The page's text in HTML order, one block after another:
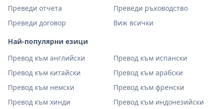
Преведи отчета
Преведи ръководство
Преведи договор
Виж всички
Най-популярни езици
Превод към английски
Превод към испански
Превод към китайски
Превод към арабски
Превод към немски
Превод към френски
Превод към хинди
Превод към индонезийски